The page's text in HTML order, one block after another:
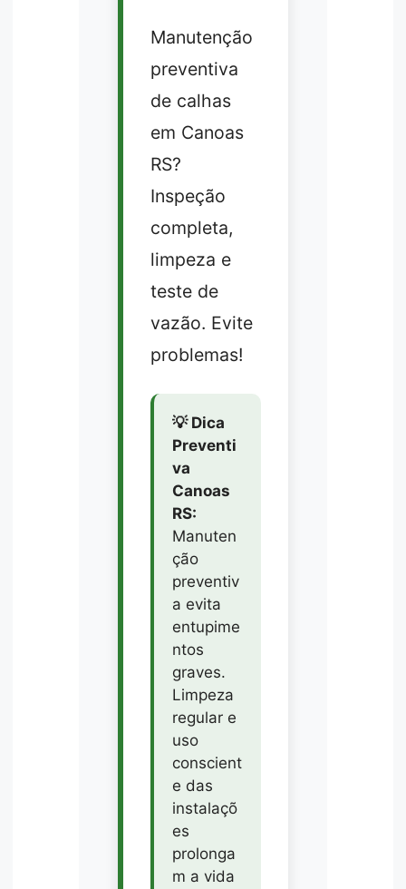
Manutenção
preventiva
de calhas
em Canoas
RS?
Inspeção
completa,
limpeza e
teste de
vazão. Evite
problemas!
💡 Dica
Preventi
va
Canoas
RS:
Manuten
ção
preventiv
a evita
entupime
ntos
graves.
Limpeza
regular e
uso
conscient
e das
instalaçõ
es
prolonga
m a vida